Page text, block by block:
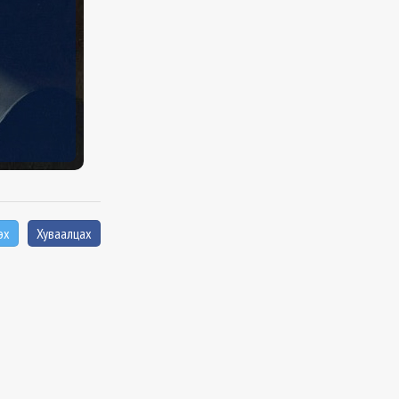
Хуваалцах